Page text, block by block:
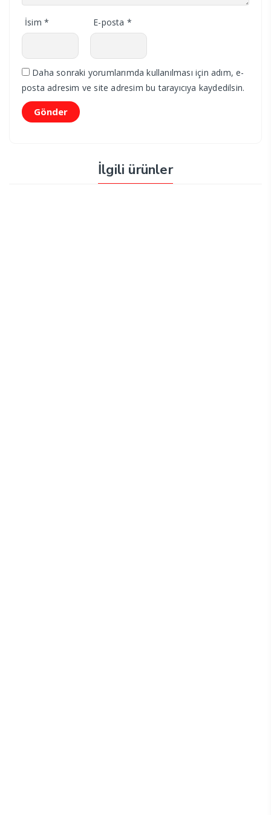
İsim * E-posta *
Daha sonraki yorumlarımda kullanılması için adım, e-
posta adresim ve site adresim bu tarayıcıya kaydedilsin.
İlgili ürünler